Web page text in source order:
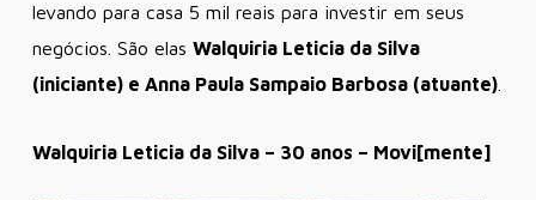
levando para casa 5 mil reais para investir em seus
negócios. São elas Walquiria Leticia da Silva
(iniciante) e Anna Paula Sampaio Barbosa (atuante).
Walquiria Leticia da Silva – 30 anos – Movi[mente]